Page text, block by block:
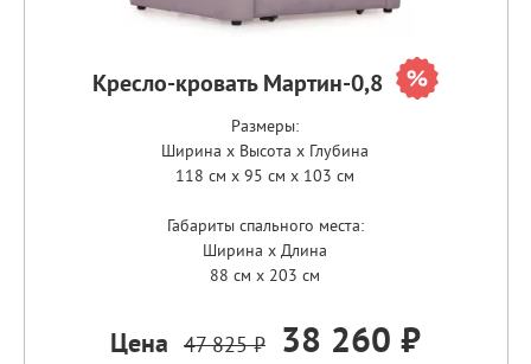
Кресло-кровать Мартин-0,8
Размеры:
Ширина x Высота x Глубина
118 см x 95 см x 103 см
Габариты спального места:
Ширина x Длина
88 см x 203 см
Цена 47 825 ₽ 38 260 ₽